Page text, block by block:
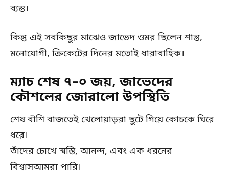
ব্যস্ত।
কিন্তু এই সবকিছুর মাঝেও জাভেদ ওমর ছিলেন শান্ত,
মনোযোগী, ক্রিকেটের দিনের মতোই ধারাবাহিক।
ম্যাচ শেষ ৭–০ জয়, জাভেদের
কৌশলের জোরালো উপস্থিতি
শেষ বাঁশি বাজতেই খেলোয়াড়রা ছুটে গিয়ে কোচকে ঘিরে
ধরে।
তাঁদের চোখে স্বস্তি, আনন্দ, এবং এক ধরনের
বিশ্বাসআমরা পারি।